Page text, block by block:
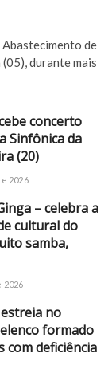
de
durante mais
concerto
Sinfônica da
(20)
2026
– celebra a
cultural do
samba,
2026
no
formado
com deficiência